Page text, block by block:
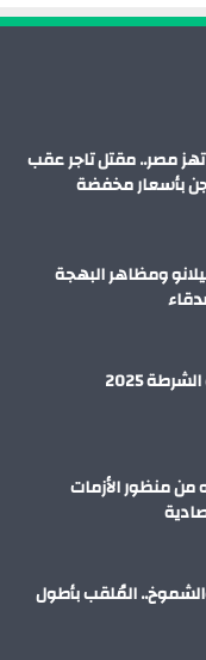
مصر.. مقتل تاجر عقب
بأسعار مخفضة
ومظاهر البهجة
2025
من منظور الأزمات
المُلقب بأطول